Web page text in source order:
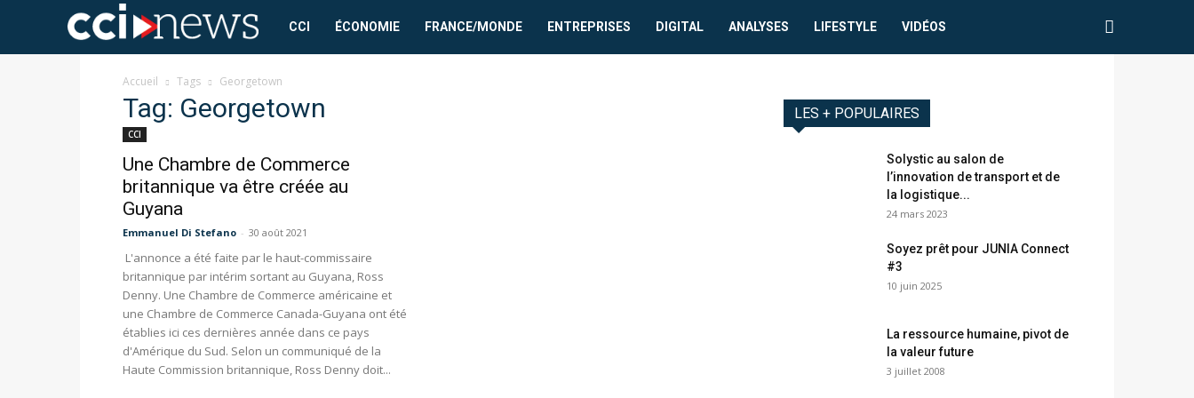
CCI
News
CCI ÉCONOMIE FRANCE/MONDE ENTREPRISES DIGITAL ANALYSES LIFESTYLE VIDÉOS
Accueil Tags Georgetown
Tag: Georgetown
CCI
Une Chambre de Commerce
britannique va être créée au
Guyana
Emmanuel Di Stefano - 30 août 2021
L'annonce a été faite par le haut-commissaire
britannique par intérim sortant au Guyana, Ross
Denny. Une Chambre de Commerce américaine et
une Chambre de Commerce Canada-Guyana ont été
établies ici ces dernières année dans ce pays
d'Amérique du Sud. Selon un communiqué de la
Haute Commission britannique, Ross Denny doit...
LES + POPULAIRES
Solystic au salon de
l’innovation de transport et de
la logistique...
24 mars 2023
Soyez prêt pour JUNIA Connect
#3
10 juin 2025
La ressource humaine, pivot de
la valeur future
3 juillet 2008